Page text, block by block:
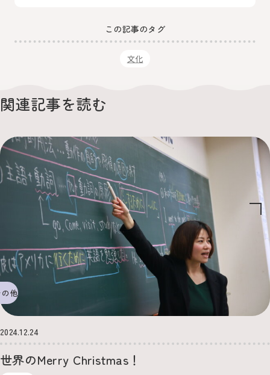
この記事のタグ
文化
関連記事を読む
の他
2024.12.24
世界のMerry Christmas！